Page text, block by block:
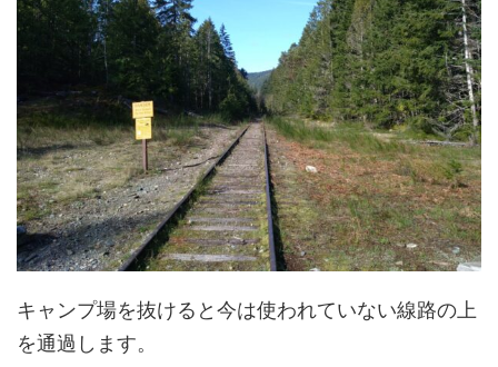
キャンプ場を抜けると今は使われていない線路の上
を通過します。